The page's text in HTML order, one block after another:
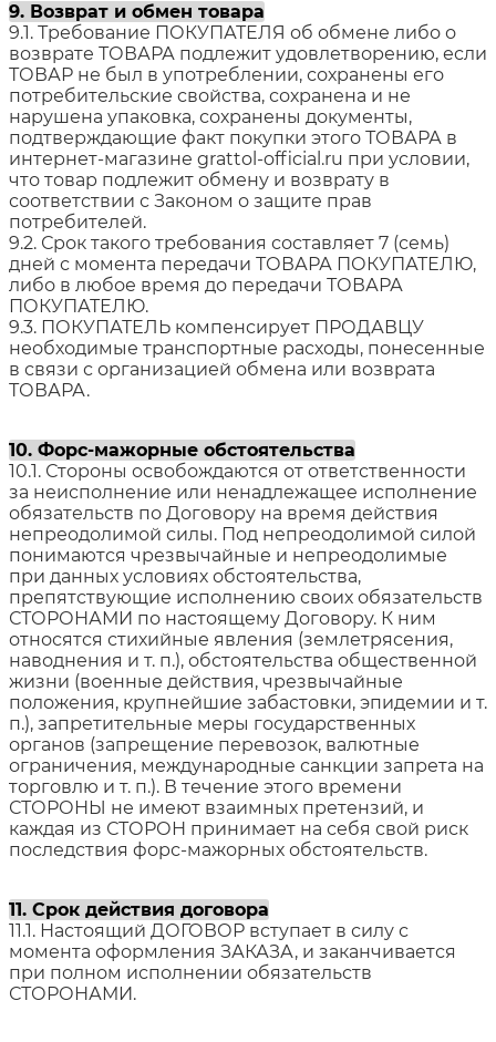
9. Возврат и обмен товара
9.1. Требование ПОКУПАТЕЛЯ об обмене либо о
возврате ТОВАРА подлежит удовлетворению, если
ТОВАР не был в употреблении, сохранены его
потребительские свойства, сохранена и не
нарушена упаковка, сохранены документы,
подтверждающие факт покупки этого ТОВАРА в
интернет-магазине grattol-official.ru при условии,
что товар подлежит обмену и возврату в
соответствии с Законом о защите прав
потребителей.
9.2. Срок такого требования составляет 7 (семь)
дней с момента передачи ТОВАРА ПОКУПАТЕЛЮ,
либо в любое время до передачи ТОВАРА
ПОКУПАТЕЛЮ.
9.3. ПОКУПАТЕЛЬ компенсирует ПРОДАВЦУ
необходимые транспортные расходы, понесенные
в связи с организацией обмена или возврата
ТОВАРА.
10. Форс-мажорные обстоятельства
10.1. Стороны освобождаются от ответственности
за неисполнение или ненадлежащее исполнение
обязательств по Договору на время действия
непреодолимой силы. Под непреодолимой силой
понимаются чрезвычайные и непреодолимые
при данных условиях обстоятельства,
препятствующие исполнению своих обязательств
СТОРОНАМИ по настоящему Договору. К ним
относятся стихийные явления (землетрясения,
наводнения и т. п.), обстоятельства общественной
жизни (военные действия, чрезвычайные
положения, крупнейшие забастовки, эпидемии и т.
п.), запретительные меры государственных
органов (запрещение перевозок, валютные
ограничения, международные санкции запрета на
торговлю и т. п.). В течение этого времени
СТОРОНЫ не имеют взаимных претензий, и
каждая из СТОРОН принимает на себя свой риск
последствия форс-мажорных обстоятельств.
11. Срок действия договора
11.1. Настоящий ДОГОВОР вступает в силу с
момента оформления ЗАКАЗА, и заканчивается
при полном исполнении обязательств
СТОРОНАМИ.